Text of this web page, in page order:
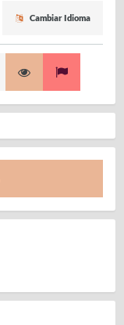
Cambiar Idioma